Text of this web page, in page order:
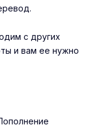
с других
и вам ее нужно